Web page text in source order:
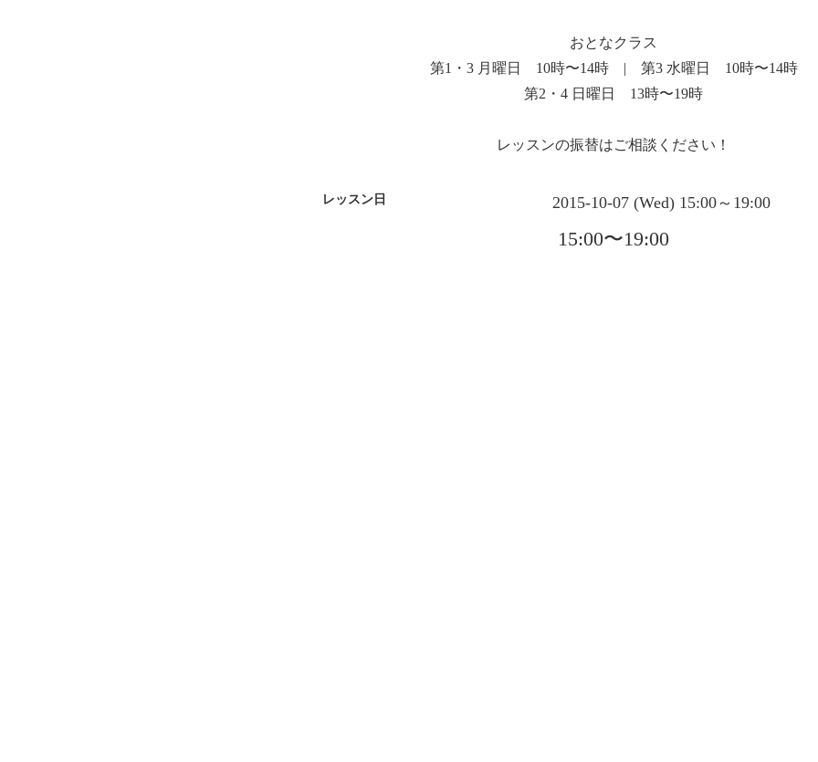
おとなクラス
第1・3 月曜日 10時〜14時 | 第3 水曜日 10時〜14時
第2・4 日曜日 13時〜19時
レッスンの振替はご相談ください！
レッスン日 2015-10-07 (Wed) 15:00～19:00
15:00〜19:00